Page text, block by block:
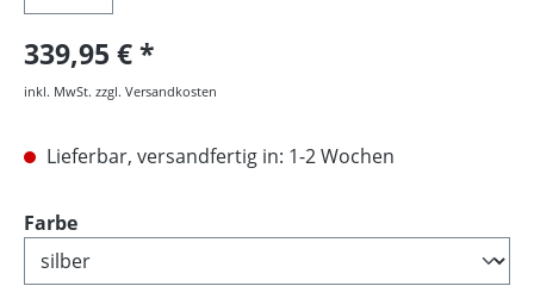
339,95 €
inkl. MwSt. zzgl. Versandkosten
Lieferbar, versandfertig in: 1-2 Wochen
Farbeauswählen